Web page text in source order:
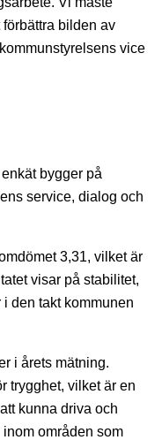
bilden av
vice
bygger på
service, dialog och
3,31, vilket är
visar på stabilitet,
den takt kommunen
i årets mätning.
trygghet, vilket är en
kunna driva och
områden som